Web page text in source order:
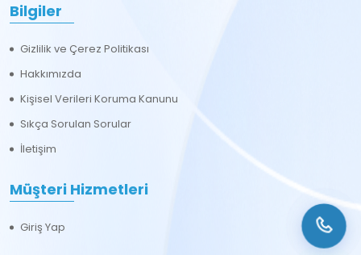
Bilgiler
Gizlilik ve Çerez Politikası
Hakkımızda
Kişisel Verileri Koruma Kanunu
Sıkça Sorulan Sorular
İletişim
Müşteri Hizmetleri
Giriş Yap